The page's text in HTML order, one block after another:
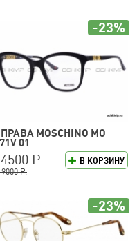
MOSCHINO MO
01
В КОРЗИНУ
Р.
Р.
-23%
-23%